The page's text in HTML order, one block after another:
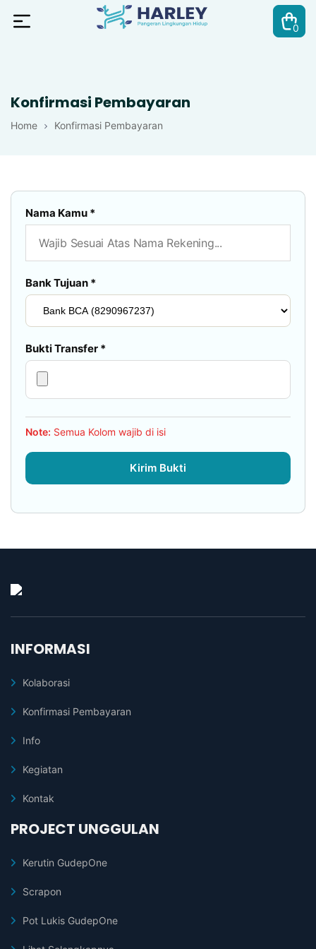
0
Konfirmasi Pembayaran
Home Konfirmasi Pembayaran
Nama Kamu *
Bank Tujuan *
Bukti Transfer *
Note: Semua Kolom wajib di isi
INFORMASI
Kolaborasi
Konfirmasi Pembayaran
Info
Kegiatan
Kontak
PROJECT UNGGULAN
Kerutin GudepOne
Scrapon
Pot Lukis GudepOne